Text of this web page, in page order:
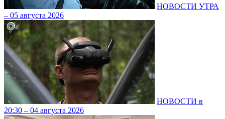
НОВОСТИ УТРА
– 05 августа 2026
НОВОСТИ в
20:30 – 04 августа 2026